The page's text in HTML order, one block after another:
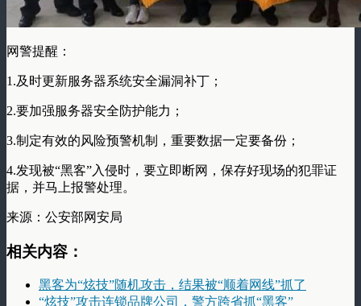
网警提醒：
1.及时更新服务器系统安全漏洞补丁；
2.要加强服务器安全防护能力；
3.制定有效的风险预警机制，重要数据一定要备份；
4.发现被“黑客”入侵时，要立即断网，保存好现场的犯罪证
据，并马上报警处理。
来源：公安部网安局
相关内容：
黑客为“炫技”随机攻击，结果被“顺着网线”抓了
“炫技”攻击连锁品牌公司，警方跨省抓“黑客”